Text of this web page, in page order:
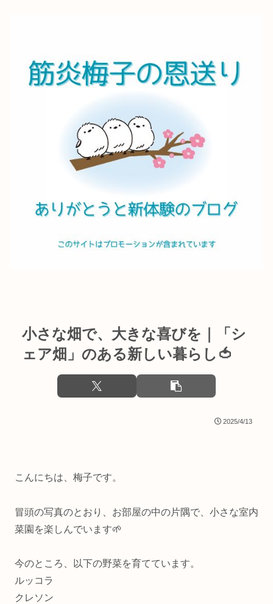
小さな畑で、大きな喜びを｜「シ
ェア畑」のある新しい暮らし🍅
2025/4/13
こんにちは、梅子です。
冒頭の写真のとおり、お部屋の中の片隅で、小さな室内
菜園を楽しんでいます🌱
今のところ、以下の野菜を育てています。
ルッコラ
クレソン